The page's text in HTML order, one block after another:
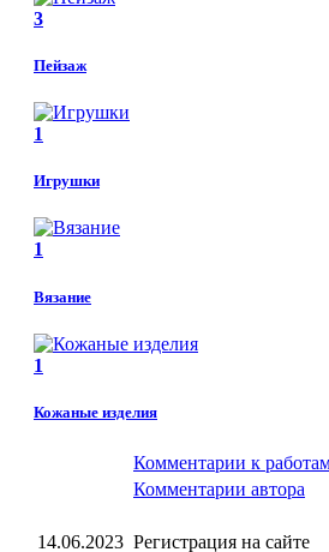
3
Пейзаж
1
Игрушки
1
Вязание
1
Кожаные изделия
Комментарии к
Комментарии автора
14.06.2023 Регистрация на сайте